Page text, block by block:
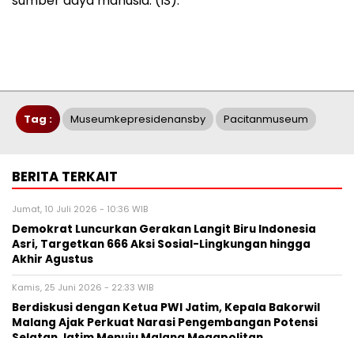
Tag : Museumkepresidenansby Pacitanmuseum
BERITA TERKAIT
Jumat, 10 Juli 2026 - 10:36 WIB
Demokrat Luncurkan Gerakan Langit Biru Indonesia
Asri, Targetkan 666 Aksi Sosial-Lingkungan hingga
Akhir Agustus
Kamis, 25 Juni 2026 - 22:33 WIB
Berdiskusi dengan Ketua PWI Jatim, Kepala Bakorwil
Malang Ajak Perkuat Narasi Pengembangan Potensi